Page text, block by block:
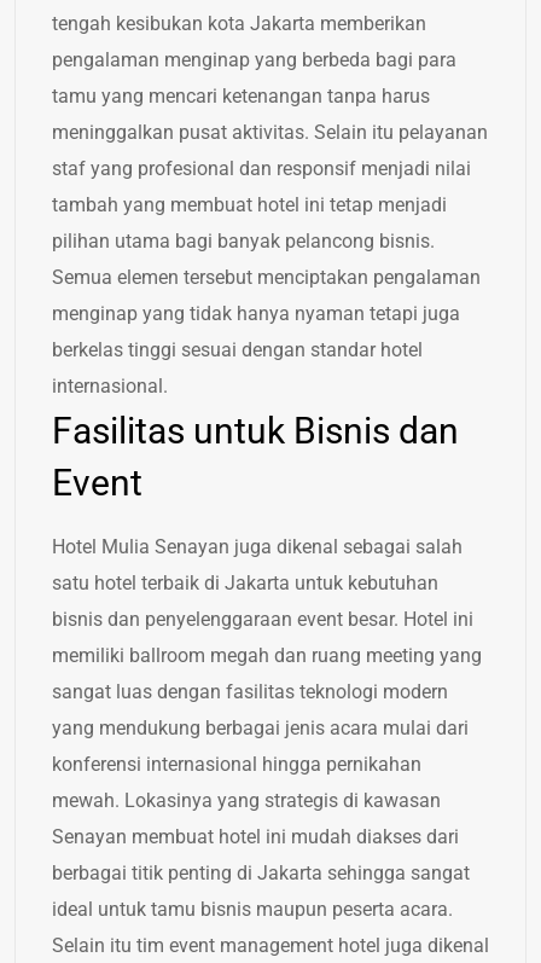
tengah kesibukan kota Jakarta memberikan
pengalaman menginap yang berbeda bagi para
tamu yang mencari ketenangan tanpa harus
meninggalkan pusat aktivitas. Selain itu pelayanan
staf yang profesional dan responsif menjadi nilai
tambah yang membuat hotel ini tetap menjadi
pilihan utama bagi banyak pelancong bisnis.
Semua elemen tersebut menciptakan pengalaman
menginap yang tidak hanya nyaman tetapi juga
berkelas tinggi sesuai dengan standar hotel
internasional.
Fasilitas untuk Bisnis dan
Event
Hotel Mulia Senayan juga dikenal sebagai salah
satu hotel terbaik di Jakarta untuk kebutuhan
bisnis dan penyelenggaraan event besar. Hotel ini
memiliki ballroom megah dan ruang meeting yang
sangat luas dengan fasilitas teknologi modern
yang mendukung berbagai jenis acara mulai dari
konferensi internasional hingga pernikahan
mewah. Lokasinya yang strategis di kawasan
Senayan membuat hotel ini mudah diakses dari
berbagai titik penting di Jakarta sehingga sangat
ideal untuk tamu bisnis maupun peserta acara.
Selain itu tim event management hotel juga dikenal